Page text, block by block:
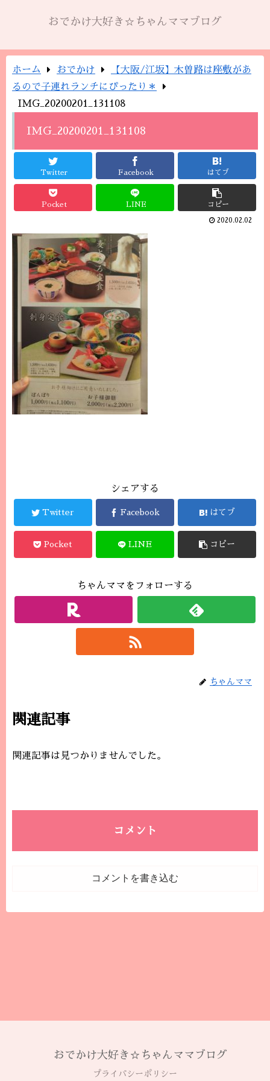
おでかけ大好き☆ちゃんママブログ
ホーム おでかけ
【大阪/江坂】木曽路は座敷があ
るので子連れランチにぴったり＊
IMG_20200201_131108
IMG_20200201_131108
Twitter Facebook はてブ
Pocket LINE コピー
2020.02.02
シェアする
Twitter Facebook はてブ
Pocket LINE コピー
ちゃんママをフォローする
ちゃんママ
関連記事
関連記事は見つかりませんでした。
コメント
コメントを書き込む
おでかけ大好き☆ちゃんママブログ
プライバシーポリシー